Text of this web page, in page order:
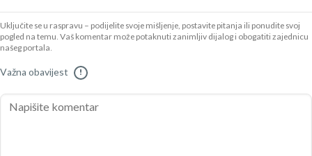
Uključite se u raspravu – podijelite svoje mišljenje, postavite pitanja ili ponudite svoj
pogled na temu. Vaš komentar može potaknuti zanimljiv dijalog i obogatiti zajednicu
našeg portala.
Važna obavijest !